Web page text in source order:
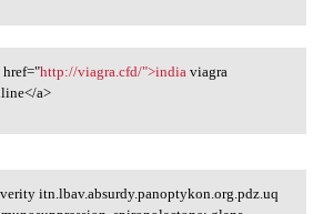
viagra.cfd/"
href="http://viagra.cfd/">indiaviagra
a>
itn.lbav.absurdy.panoptykon.org.pdz.uq